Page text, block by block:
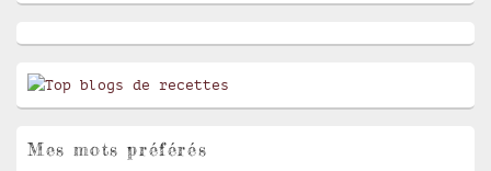
Mes mots préférés